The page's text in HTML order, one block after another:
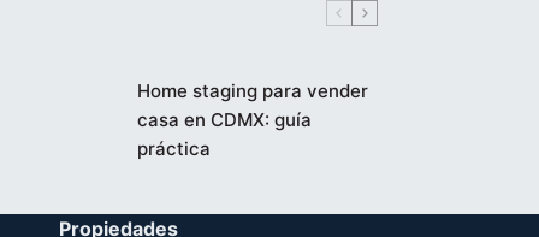
Home staging para vender
casa en CDMX: guía
práctica
Propiedades